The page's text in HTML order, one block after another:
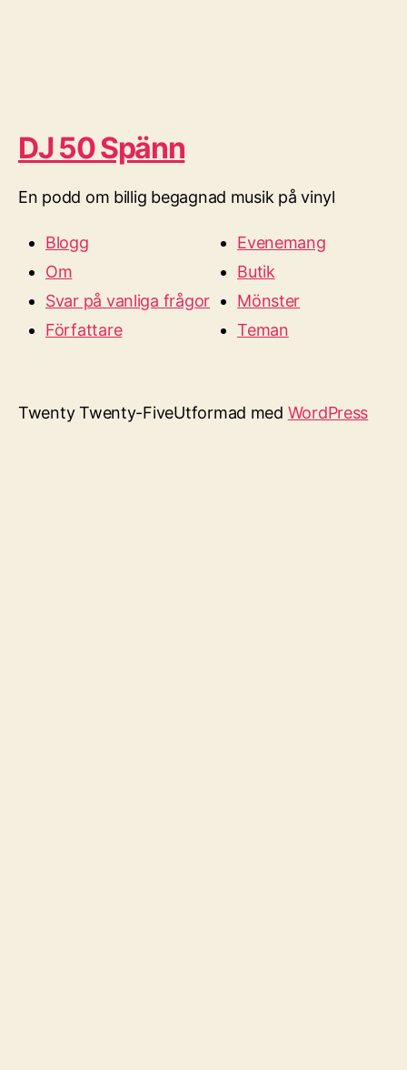
DJ 50 Spänn
En podd om billig begagnad musik på vinyl
Blogg
Om
Svar på vanliga frågor
Författare
Evenemang
Butik
Mönster
Teman
Twenty Twenty-FiveUtformad med WordPress